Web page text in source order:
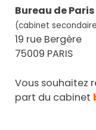
Bureau de Paris
(cabinet
19 rue Bergère
75009 PARIS
Vous souhaitez
part du cabinet